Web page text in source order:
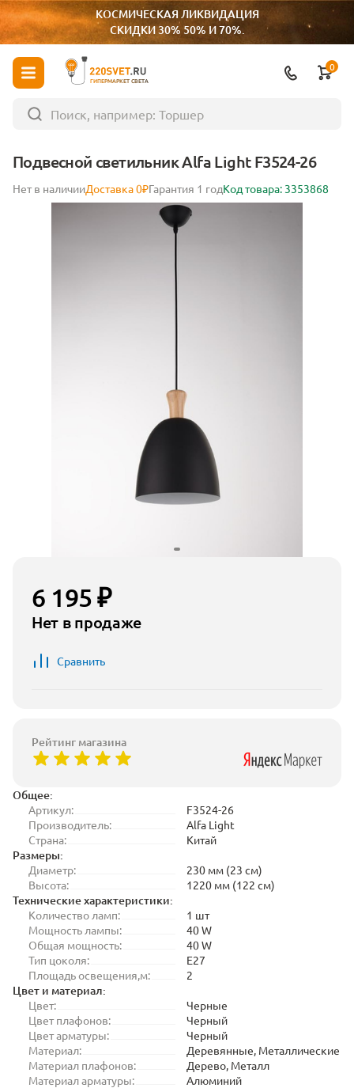
КОСМИЧЕСКАЯ ЛИКВИДАЦИЯ
СКИДКИ 30% 50% И 70%.
ГИПЕРМАРКЕТ СВЕТА
0
Подвесной светильник Alfa Light F3524-26
Нет в наличииДоставка 0₽Гарантия 1 годКод товара: 3353868
Общее:
Артикул:
F3524-26
Производитель:
Alfa Light
Страна:
Китай
Размеры:
Диаметр:
230 мм (23 см)
Высота:
1220 мм (122 см)
Технические характеристики:
Количество ламп:
1 шт
Мощность лампы:
40 W
Общая мощность:
40 W
Тип цоколя:
E27
Площадь освещения,м:
2
Цвет и материал:
Цвет:
Черные
Цвет плафонов:
Черный
Цвет арматуры:
Черный
Материал:
Деревянные, Металлические
Материал плафонов:
Дерево, Металл
Материал арматуры:
Алюминий
6 195 ₽
Нет в продаже
Сравнить
Рейтинг магазина